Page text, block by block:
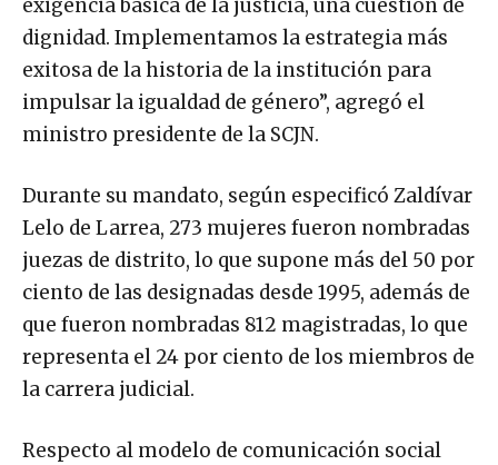
exigencia básica de la justicia, una cuestión de
dignidad. Implementamos la estrategia más
exitosa de la historia de la institución para
impulsar la igualdad de género”, agregó el
ministro presidente de la SCJN.
Durante su mandato, según especificó Zaldívar
Lelo de Larrea, 273 mujeres fueron nombradas
juezas de distrito, lo que supone más del 50 por
ciento de las designadas desde 1995, además de
que fueron nombradas 812 magistradas, lo que
representa el 24 por ciento de los miembros de
la carrera judicial.
Respecto al modelo de comunicación social